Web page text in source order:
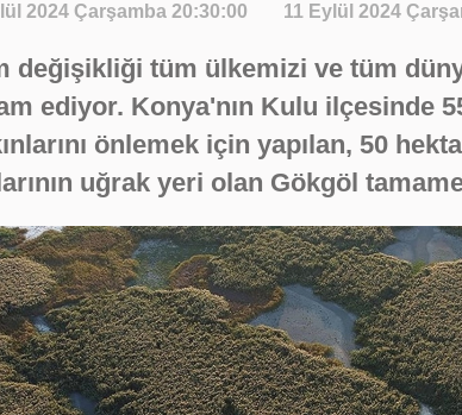
2024 Çarşamba 20:30:00
11 Eylül 2024
değişikliği tüm ülkemizi ve tüm
ediyor. Konya'nın Kulu ilçesinde
önlemek için yapılan, 50
uğrak yeri olan Gökgöl